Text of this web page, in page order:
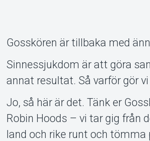
Gosskören är tillbaka med
Sinnessjukdom är att göra
annat resultat. Så varför gör
Jo, så här är det. Tänk er
Robin Hoods – vi tar gig från
land och rike runt och tömma